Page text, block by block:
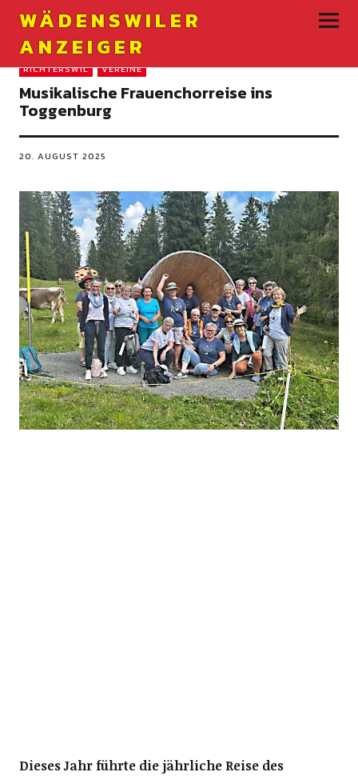
WÄDENSWILER
ANZEIGER
RICHTERSWIL VEREINE
Musikalische Frauenchorreise ins
Toggenburg
20. AUGUST 2025
Dieses Jahr führte die jährliche Reise des